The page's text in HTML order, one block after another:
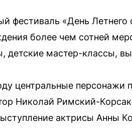
фестиваль «День
более чем сотней
детские мастер-классы,
центральные
Николай Римский-
актрисы Анны